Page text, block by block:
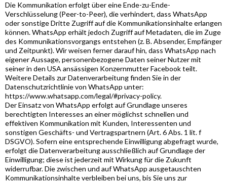
Die Kommunikation erfolgt über eine Ende-zu-Ende-
Verschlüsselung (Peer-to-Peer), die verhindert, dass WhatsApp
oder sonstige Dritte Zugriff auf die Kommunikationsinhalte erlangen
können. WhatsApp erhält jedoch Zugriff auf Metadaten, die im Zuge
des Kommunikationsvorgangs entstehen (z. B. Absender, Empfänger
und Zeitpunkt). Wir weisen ferner darauf hin, dass WhatsApp nach
eigener Aussage, personenbezogene Daten seiner Nutzer mit
seiner in den USA ansässigen Konzernmutter Facebook teilt.
Weitere Details zur Datenverarbeitung finden Sie in der
Datenschutzrichtlinie von WhatsApp unter:
https://www.whatsapp.com/legal/#privacy-policy.
Der Einsatz von WhatsApp erfolgt auf Grundlage unseres
berechtigten Interesses an einer möglichst schnellen und
effektiven Kommunikation mit Kunden, Interessenten und
sonstigen Geschäfts- und Vertragspartnern (Art. 6 Abs. 1 lit. f
DSGVO). Sofern eine entsprechende Einwilligung abgefragt wurde,
erfolgt die Datenverarbeitung ausschließlich auf Grundlage der
Einwilligung; diese ist jederzeit mit Wirkung für die Zukunft
widerrufbar. Die zwischen und auf WhatsApp ausgetauschten
Kommunikationsinhalte verbleiben bei uns, bis Sie uns zur